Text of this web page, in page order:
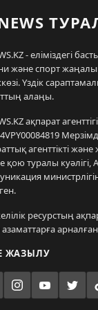
- еліміздегі
және спорт
Үздік
алаңы.
ақпарат
агенттікті
қою туралы куәлігі,
ресурстың
азаматтарға
ЖАЗЫЛУ